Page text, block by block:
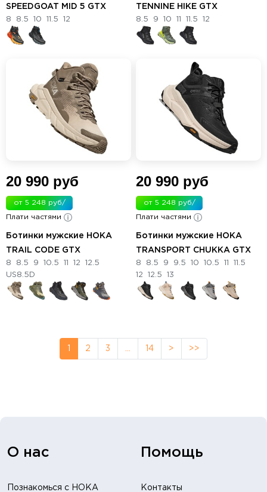
SPEEDGOAT MID 5 GTX
8 8.5 10 11.5 12
TENNINE HIKE GTX
8.5 9 10 11 11.5 12
20 990 руб
от 5 248 руб/
мес.
Плати частями
Ботинки мужские HOKA
TRAIL CODE GTX
8 8.5 9 10.5 11 12
12.5
US8.5D
20 990 руб
от 5 248 руб/
мес.
Плати частями
Ботинки мужские HOKA
TRANSPORT CHUKKA GTX
8 8.5 9 9.5 10 10.5 11
11.5
12
12.5 13
2 3 14 > >>
О нас
Познакомься с HOKA
Помощь
Контакты